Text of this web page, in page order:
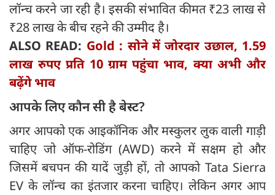
लॉन्च करने जा रही है। इसकी संभावित कीमत ₹23 लाख से
₹28 लाख के बीच रहने की उम्मीद है।
ALSO READ: Gold : सोने में जोरदार उछाल, 1.59
लाख रुपए प्रति 10 ग्राम पहुंचा भाव, क्या अभी और
बढ़ेंगे भाव
आपके लिए कौन सी है बेस्ट?
अगर आपको एक आइकॉनिक और मस्कुलर लुक वाली गाड़ी
चाहिए जो ऑफ-रोडिंग (AWD) करने में सक्षम हो और
जिसमें बचपन की यादें जुड़ी हों, तो आपको Tata Sierra
EV के लॉन्च का इंतजार करना चाहिए। लेकिन अगर आप